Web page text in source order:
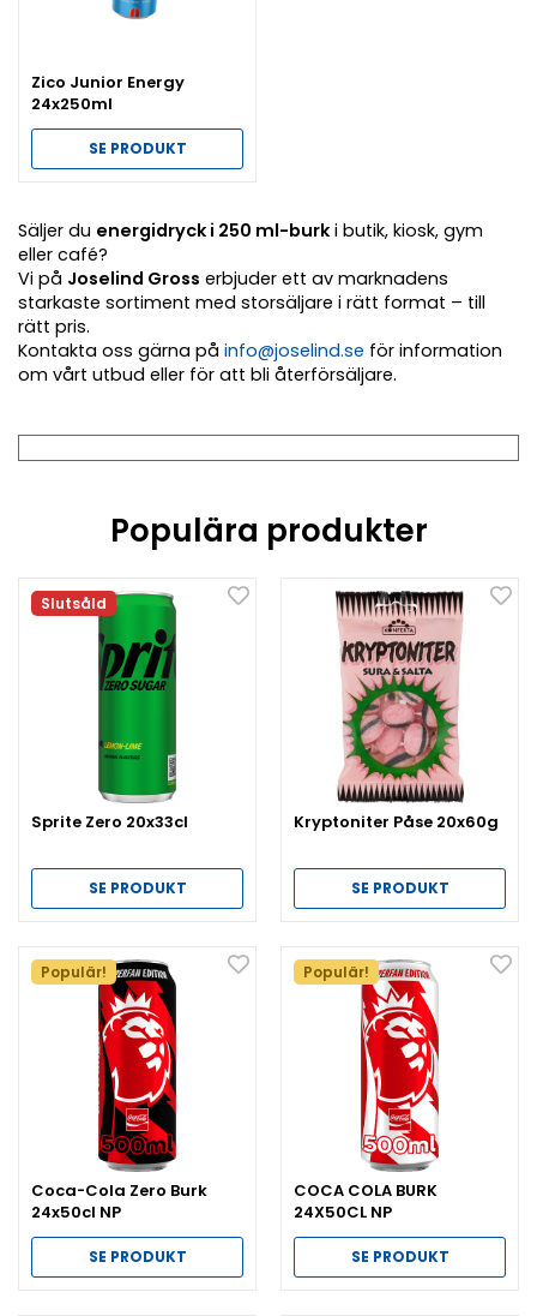
Zico Junior Energy
24x250ml
SE PRODUKT
Säljer du energidryck i 250 ml-burk i butik, kiosk, gym
eller café?
Vi på Joselind Gross erbjuder ett av marknadens
starkaste sortiment med storsäljare i rätt format – till
rätt pris.
Kontakta oss gärna på info@joselind.se för information
om vårt utbud eller för att bli återförsäljare.
Populära produkter
Slutsåld
Sprite Zero 20x33cl
SE PRODUKT
Kryptoniter Påse 20x60g
SE PRODUKT
Populär!
Coca-Cola Zero Burk
24x50cl NP
SE PRODUKT
Populär!
COCA COLA BURK
24X50CL NP
SE PRODUKT